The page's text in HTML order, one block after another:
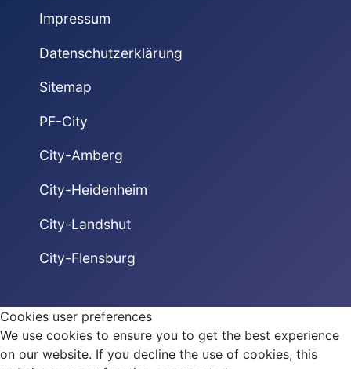
Impressum
Datenschutzerklärung
Sitemap
PF-City
City-Amberg
City-Heidenheim
City-Landshut
City-Flensburg
Cookies user preferences
We use cookies to ensure you to get the best experience
on our website. If you decline the use of cookies, this